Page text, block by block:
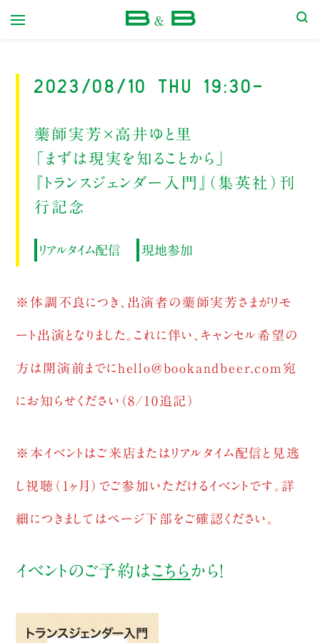
2023/08/10 Thu 19:30-
藥師実芳×高井ゆと里
「まずは現実を知ることから」
『トランスジェンダー入門』（集英社）刊
行記念
リアルタイム配信 現地参加
※体調不良につき、出演者の藥師実芳さまがリモ
ート出演となりました。これに伴い、キャンセル希望の
方は開演前までにhello@bookandbeer.com宛
にお知らせください（8/10追記）
※本イベントはご来店またはリアルタイム配信と見逃
し視聴（1ヶ月）でご参加いただけるイベントです。詳
細につきましてはページ下部をご確認ください。
イベントのご予約は こちらから！